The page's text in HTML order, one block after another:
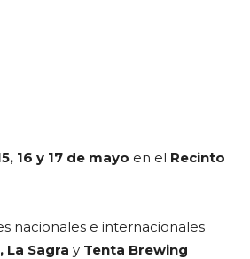
16 y 17 de mayo en el Recinto
nacionales e internacionales
La Sagra y Tenta Brewing